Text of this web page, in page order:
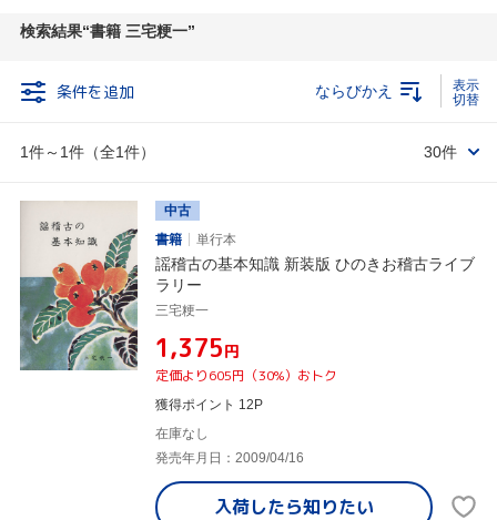
検索結果 書籍 三宅粳一
条件を追加
1件～1件（全1件）
ならびかえ
30件
中古
書籍
単行本
謡稽古の基本知識 新装版 ひのきお稽古ライブ
ラリー
三宅粳一
¥1,375円
定価より605円（30%）おトク
獲得ポイント 12P
在庫なし
発売年月日：2009/04/16
入荷したら知りたい